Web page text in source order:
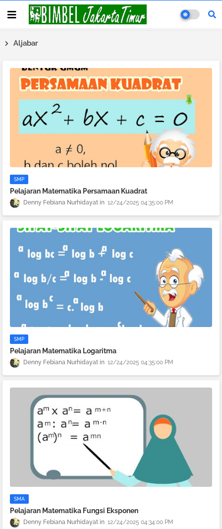
Aljabar
SMP
Pelajaran Matematika Persamaan Kuadrat
Denny Febiana Nurhidayat 12/24/2025 04:35:00 PM
SMP
Pelajaran Matematika Logaritma
Denny Febiana Nurhidayat 12/24/2025 04:35:00 PM
SMA
Pelajaran Matematika Fungsi Eksponen
Denny Febiana Nurhidayat 12/24/2025 04:34:00 PM